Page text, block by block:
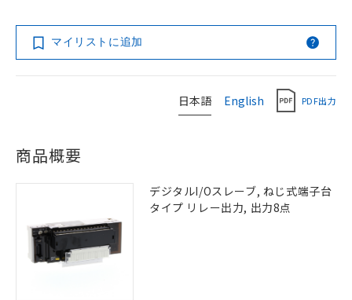
マイリストに追加
日本語 English PDF出力
商品概要
デジタルI/Oスレーブ, ねじ式端子台
タイプ リレー出力, 出力8点